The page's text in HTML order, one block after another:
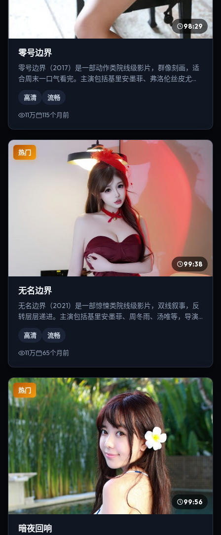
98:29
零号边界
零号边界（2017）是一部动作类院线级影片，群像刻画，适
合周末一口气看完。主演包括基里安·墨菲、弗洛伦丝·皮尤、
高清 流畅
11万 115个月前
热门
99:38
无名边界
无名边界（2021）是一部惊悚类院线级影片，双线叙事，反
转层层递进。主演包括基里安·墨菲、周冬雨、汤唯等，导演
高清 流畅
11万 65个月前
热门
99:56
暗夜回响